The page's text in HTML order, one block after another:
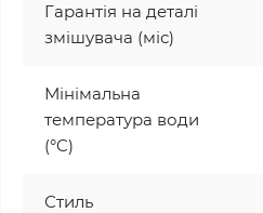
Гарантія на деталі
змішувача (міс)
Мінімальна
температура води
(°C)
Стиль